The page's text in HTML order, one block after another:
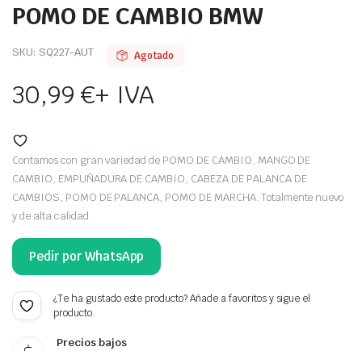
POMO DE CAMBIO BMW
SKU: SQ227-AUT Agotado
30,99€+ IVA
Contamos con gran variedad de POMO DE CAMBIO, MANGO DE
CAMBIO, EMPUÑADURA DE CAMBIO, CABEZA DE PALANCA DE
CAMBIOS, POMO DE PALANCA, POMO DE MARCHA. Totalmente nuevo
y de alta calidad.
Pedir por WhatsApp
¿Te ha gustado este producto? Añade a favoritos y sigue el
producto.
Precios bajos